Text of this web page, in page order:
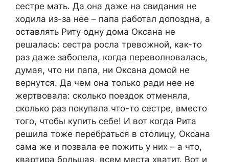
сестре мать. Да она даже на свидания не
ходила из-за нее – папа работал допоздна, а
оставлять Риту одну дома Оксана не
решалась: сестра росла тревожной, как-то
раз даже заболела, когда переволновалась,
думая, что ни папа, ни Оксана домой не
вернутся. Да чем она только ради нее не
жертвовала: сколько поездок отменяла,
сколько раз покупала что-то сестре, вместо
того, чтобы купить себе! И вот когда Рита
решила тоже перебраться в столицу, Оксана
сама же и позвала ее пожить у них – а что,
квартира большая, всем места хватит. Вот и